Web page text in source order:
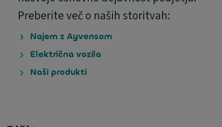
Preberite več o naših storitvah:
Najem z Ayvensom
Električna vozila
Naši produkti